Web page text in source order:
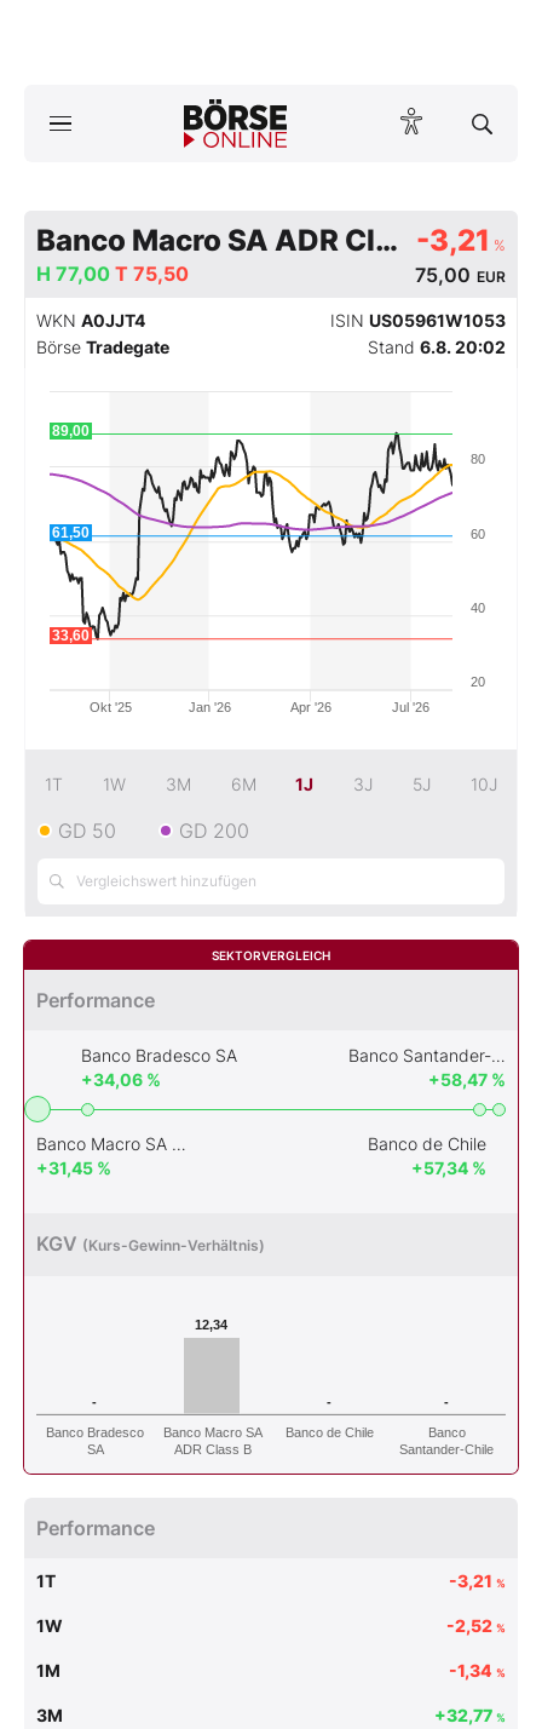
ktuelle Ausgabe BÖRSE ONLINE lesen
Anlageprodukte
Finanz-Check
BO-Musterdepots
Experten
Mein B:O
Kontakt
Banco Macro SA ADR Class B -3,21 %
75,00 EUR
H 77,00 T 75,50
WKN A0JJT4 ISIN US05961W1053
Börse Tradegate Stand 6.8. 20:02
Jan '26 Jul '26
Okt '25 Apr '26
20
40
60
80
61,50
33,60
89,00
1T 1W 3M 6M 1J 3J 5J 10J
GD 50 GD 200
SEKTORVERGLEICH
Performance
Banco Macro SA ADR Class B
+31,45 %
Banco Bradesco SA
+34,06 %
Banco de Chile
+57,34 %
Banco Santander-Chile
+58,47 %
KGV (Kurs-Gewinn-Verhältnis)
-
12,34
- -
Banco Bradesco
SA
Banco Macro SA
ADR Class B
Banco de Chile
Banco
Santander-Chile
Performance
1T -3,21 %
1W -2,52 %
1M -1,34 %
3M +32,77 %